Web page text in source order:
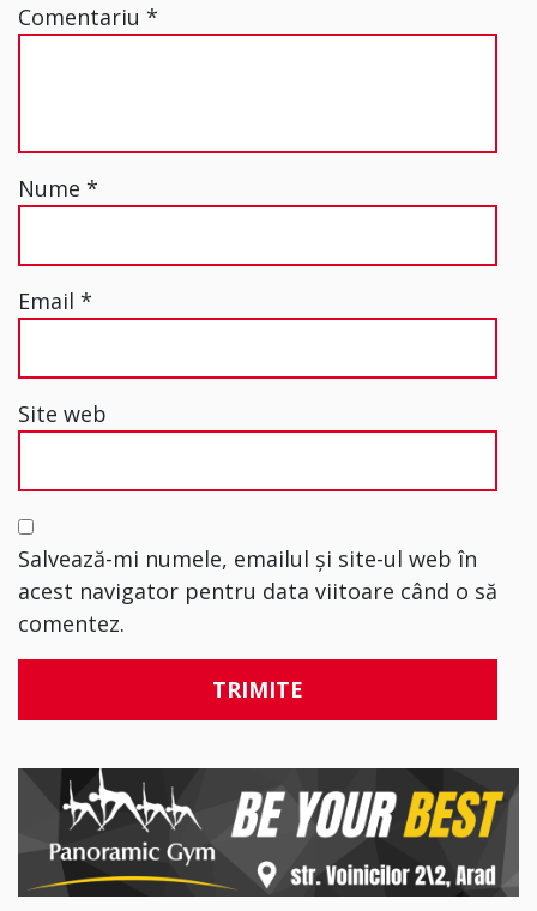
Comentariu *
Nume *
Email *
Site web
Salvează-mi numele, emailul și site-ul web în
acest navigator pentru data viitoare când o să
comentez.